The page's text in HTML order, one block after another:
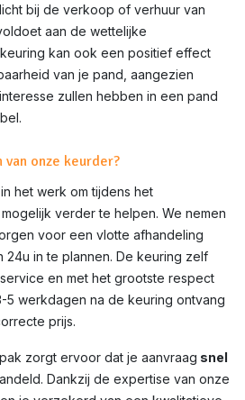
bij de verkoop of verhuur van
aan de wettelijke
kan ook een positief effect
van je pand, aangezien
zullen hebben in een pand
onze keurder?
het werk om tijdens het
verder te helpen. We nemen
voor een vlotte afhandeling
in te plannen. De keuring zelf
en met het grootste respect
5 werkdagen na de keuring ontvang
prijs.
zorgt ervoor dat je aanvraag snel
Dankzij de expertise van onze